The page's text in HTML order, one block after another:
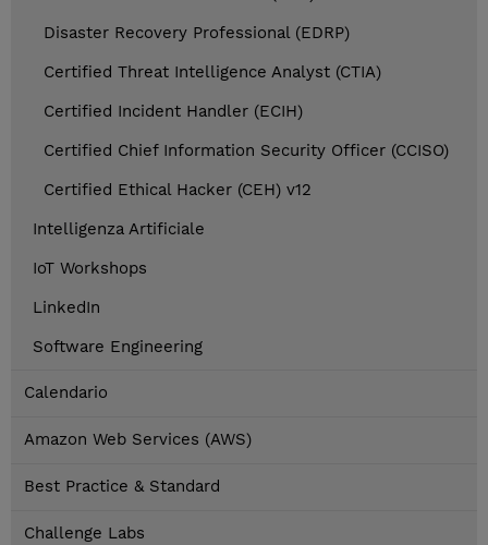
Disaster Recovery Professional (EDRP)
Certified Threat Intelligence Analyst (CTIA)
Certified Incident Handler (ECIH)
Certified Chief Information Security Officer (CCISO)
Certified Ethical Hacker (CEH) v12
Intelligenza Artificiale
IoT Workshops
LinkedIn
Software Engineering
Calendario
Amazon Web Services (AWS)
Best Practice & Standard
Challenge Labs